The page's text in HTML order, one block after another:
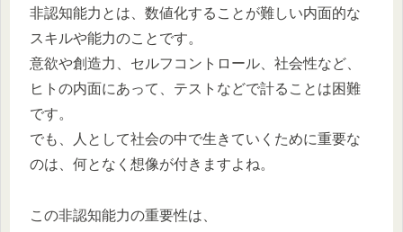
非認知能力とは、数値化することが難しい内面的な
スキルや能力のことです。
意欲や創造力、セルフコントロール、社会性など、
ヒトの内面にあって、テストなどで計ることは困難
です。
でも、人として社会の中で生きていくために重要な
のは、何となく想像が付きますよね。
この非認知能力の重要性は、